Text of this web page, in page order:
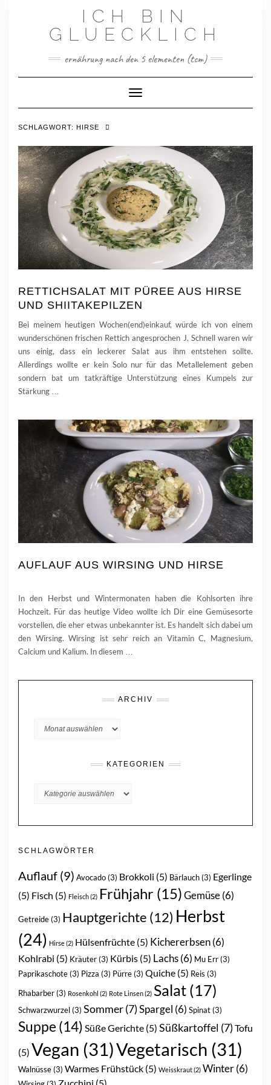
ICH BIN
GLUECKLICH
ernährung nach den 5 elementen (tcm)
Toggle Navigation
SCHLAGWORT: HIRSE
RETTICHSALAT MIT PÜREE AUS HIRSE
UND SHIITAKEPILZEN
Bei meinem heutigen Wochen(end)einkauf, würde ich von einem
wunderschönen frischen Rettich angesprochen J. Schnell waren wir
uns einig, dass ein leckerer Salat aus ihm entstehen sollte.
Allerdings wollte er kein Solo nur für das Metallelement geben
sondern bat um tatkräftige Unterstützung eines Kumpels zur
Stärkung …
AUFLAUF AUS WIRSING UND HIRSE
In den Herbst und Wintermonaten haben die Kohlsorten ihre
Hochzeit. Für das heutige Video wollte ich Dir eine Gemüsesorte
vorstellen, die eher etwas unbekannter ist. Es handelt sich dabei um
den Wirsing. Wirsing ist sehr reich an Vitamin C, Magnesium,
Calcium und Kalium. In diesem …
ARCHIV
KATEGORIEN
SCHLAGWÖRTER
Auflauf (9) Avocado(3) Brokkoli (5) Bärlauch(3) Egerlinge
(5) Fisch (5) Fleisch(2) Frühjahr (15)Gemüse(6)
Getreide(3) Hauptgerichte (12) Herbst
(24) Hirse(2) Hülsenfrüchte (5) Kichererbsen(6)
Kohlrabi (5) Kräuter(3) Kürbis (5) Lachs(6) Mu Err(3)
Paprikaschote(3) Pizza (3) Pürre(3) Quiche (5) Reis (3)
Rhabarber(3) Rosenkohl (2) Rote Linsen(2) Salat (17)
Schwarzwurzel(3) Sommer(7)Spargel (6) Spinat(3)
Suppe (14) Süße Gerichte (5) Süßkartoffel (7) Tofu
(5) Vegan (31)Vegetarisch (31)
Walnüsse(3) Warmes Frühstück (5) Weisskraut(2) Winter(6)